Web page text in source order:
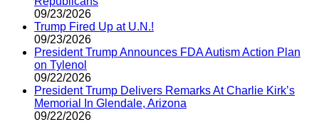
09/23/2026
Trump Fired Up at U.N.!
09/23/2026
President Trump Announces FDA Autism Action Plan
on Tylenol
09/22/2026
President Trump Delivers Remarks At Charlie Kirk’s
Memorial In Glendale, Arizona
09/22/2026